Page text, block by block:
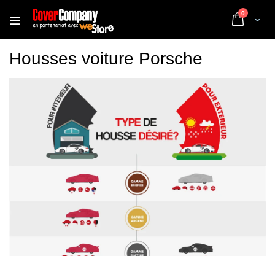
Cart
0 articles
Housses voiture Porsche